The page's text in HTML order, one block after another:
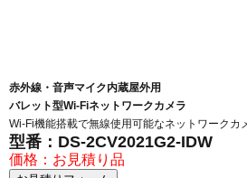
赤外線・音声マイク内蔵屋外用
バレット型Wi-Fiネットワークカメラ
Wi-Fi機能搭載で無線使用可能なネットワークカ
型番：DS-2CV2021G2-IDW
価格：お見積り品